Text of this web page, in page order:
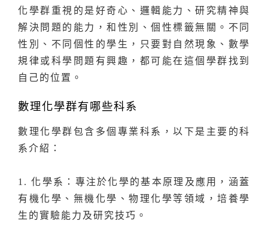
化學群重視的是好奇心、邏輯能力、研究精神與
解決問題的能力，和性別、個性標籤無關。不同
性別、不同個性的學生，只要對自然現象、數學
規律或科學問題有興趣，都可能在這個學群找到
自己的位置。
數理化學群有哪些科系
數理化學群包含多個專業科系，以下是主要的科
系介紹：
1. 化學系：專注於化學的基本原理及應用，涵蓋
有機化學、無機化學、物理化學等領域，培養學
生的實驗能力及研究技巧。